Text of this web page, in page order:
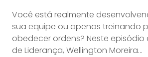
Você está realmente
sua equipe ou apenas treinando
obedecer ordens? Neste episódio
de Liderança, Wellington Moreira…